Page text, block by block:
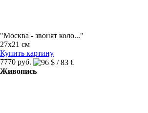
"Москва - звонят коло..."
27x21 см
Купить картину
7770 руб.
Живопись